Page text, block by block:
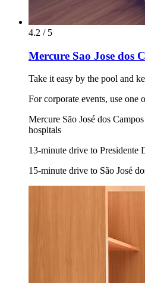
4.2 / 5
Mercure Sao Jose dos
Take it easy by the pool and
For corporate events, use
Mercure São José dos
hospitals
13-minute drive to Presidente
15-minute drive to São José